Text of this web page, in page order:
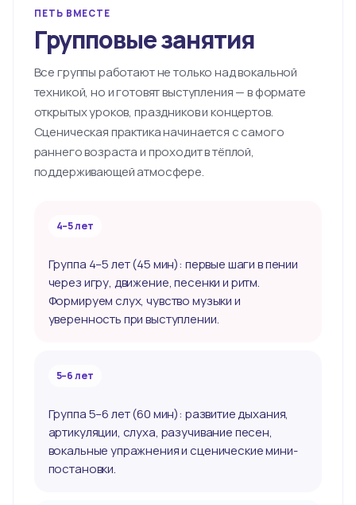
ПЕТЬ ВМЕСТЕ
Групповые занятия
Все группы работают не только над вокальной
техникой, но и готовят выступления — в формате
открытых уроков, праздников и концертов.
Сценическая практика начинается с самого
раннего возраста и проходит в тёплой,
поддерживающей атмосфере.
4–5 лет
Группа 4–5 лет (45 мин): первые шаги в пении
через игру, движение, песенки и ритм.
Формируем слух, чувство музыки и
уверенность при выступлении.
5–6 лет
Группа 5–6 лет (60 мин): развитие дыхания,
артикуляции, слуха, разучивание песен,
вокальные упражнения и сценические мини-
постановки.